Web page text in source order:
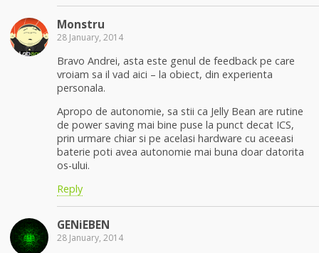
Monstru
28 January, 2014
Bravo Andrei, asta este genul de feedback pe care
vroiam sa il vad aici – la obiect, din experienta
personala.
Apropo de autonomie, sa stii ca Jelly Bean are rutine
de power saving mai bine puse la punct decat ICS,
prin urmare chiar si pe acelasi hardware cu aceeasi
baterie poti avea autonomie mai buna doar datorita
os-ului.
Reply
GENiEBEN
28 January, 2014